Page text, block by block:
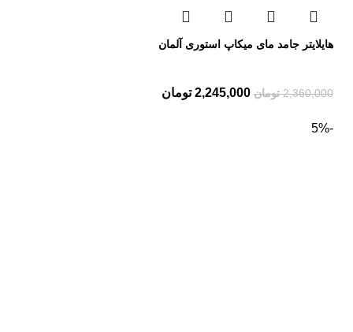
هایلایتر جامد مای میکاپ استوری آلمان
2,360,000 تومان 2,245,000 تومان
-5%